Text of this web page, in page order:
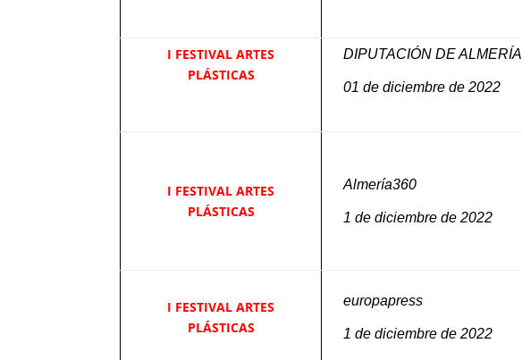
I FESTIVAL ARTES
PLÁSTICAS
DIPUTACIÓN DE ALMERÍA
01 de diciembre de 2022
I FESTIVAL ARTES
PLÁSTICAS
Almería360
1 de diciembre de 2022
I FESTIVAL ARTES
PLÁSTICAS
europapress
1 de diciembre de 2022